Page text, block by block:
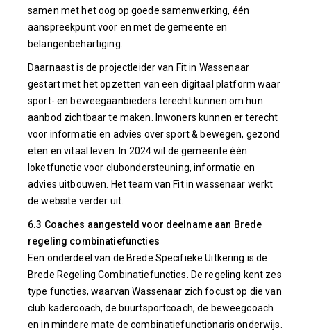
samen met het oog op goede samenwerking, één
aanspreekpunt voor en met de gemeente en
belangenbehartiging.
Daarnaast is de projectleider van Fit in Wassenaar
gestart met het opzetten van een digitaal platform waar
sport- en beweegaanbieders terecht kunnen om hun
aanbod zichtbaar te maken. Inwoners kunnen er terecht
voor informatie en advies over sport & bewegen, gezond
eten en vitaal leven. In 2024 wil de gemeente één
loketfunctie voor clubondersteuning, informatie en
advies uitbouwen. Het team van Fit in wassenaar werkt
de website verder uit.
6.3 Coaches aangesteld voor deelname aan Brede
regeling combinatiefuncties
Een onderdeel van de Brede Specifieke Uitkering is de
Brede Regeling Combinatiefuncties. De regeling kent zes
type functies, waarvan Wassenaar zich focust op die van
club kadercoach, de buurtsportcoach, de beweegcoach
en in mindere mate de combinatiefunctionaris onderwijs.